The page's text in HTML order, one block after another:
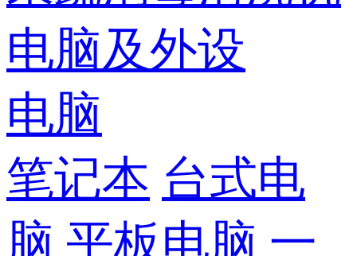
电脑及外设
电脑
笔记本 台式电
脑 平板电脑 一